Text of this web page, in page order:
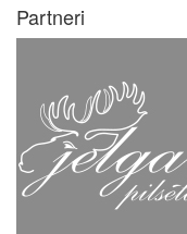
Partneri